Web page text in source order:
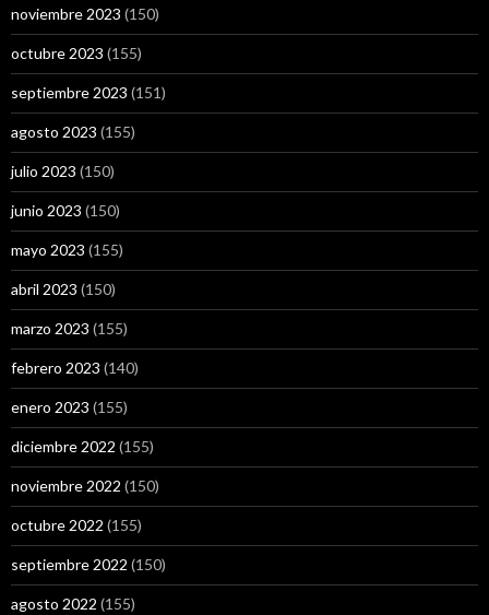
noviembre 2023 (150)
octubre 2023 (155)
septiembre 2023 (151)
agosto 2023 (155)
julio 2023 (150)
junio 2023 (150)
mayo 2023 (155)
abril 2023 (150)
marzo 2023 (155)
febrero 2023 (140)
enero 2023 (155)
diciembre 2022 (155)
noviembre 2022 (150)
octubre 2022 (155)
septiembre 2022 (150)
agosto 2022 (155)